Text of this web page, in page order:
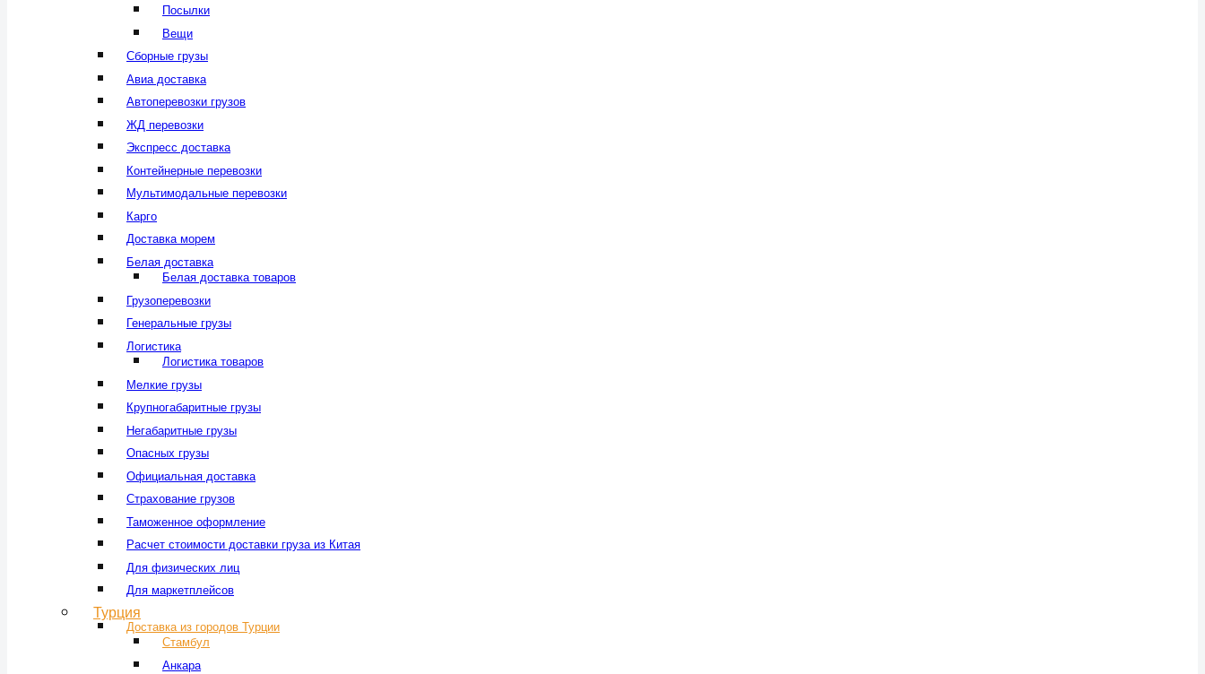
Посылки
Вещи
Сборные грузы
Авиа доставка
Автоперевозки грузов
ЖД перевозки
Экспресс доставка
Контейнерные перевозки
Мультимодальные перевозки
Карго
Доставка морем
Белая доставка
Белая доставка товаров
Грузоперевозки
Генеральные грузы
Логистика
Логистика товаров
Мелкие грузы
Крупногабаритные грузы
Негабаритные грузы
Опасных грузы
Официальная доставка
Страхование грузов
Таможенное оформление
Расчет стоимости доставки груза из Китая
Для физических лиц
Для маркетплейсов
Турция
Доставка из городов Турции
Стамбул
Анкара